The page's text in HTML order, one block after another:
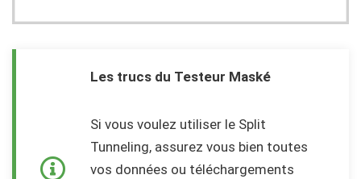
Les trucs du Testeur Maské
Si vous voulez utiliser le Split
Tunneling, assurez vous bien toutes
vos données ou téléchargements